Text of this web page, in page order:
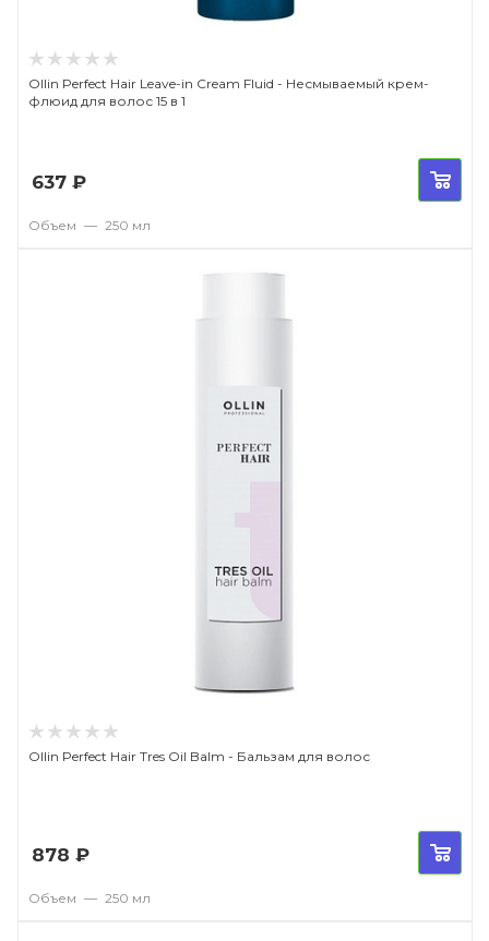
Ollin Perfect Hair Leave-in Cream Fluid - Несмываемый крем-
флюид для волос 15 в 1
637 ₽
Объем — 250 мл
Ollin Perfect Hair Tres Oil Balm - Бальзам для волос
878 ₽
Объем — 250 мл